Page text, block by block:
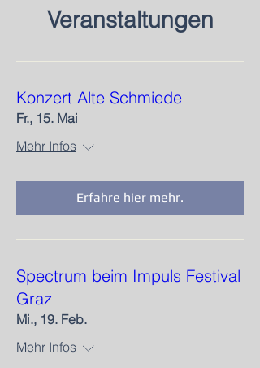
Veranstaltungen
Konzert Alte Schmiede
Fr., 15. Mai
Mehr Infos
Erfahre hier mehr.
Spectrum beim Impuls Festival
Graz
Mi., 19. Feb.
Mehr Infos